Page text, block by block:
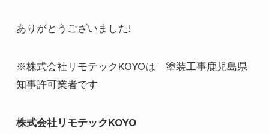
ありがとうございました!
※株式会社リモテックKOYOは 塗装工事鹿児島県
知事許可業者です
株式会社リモテックKOYO